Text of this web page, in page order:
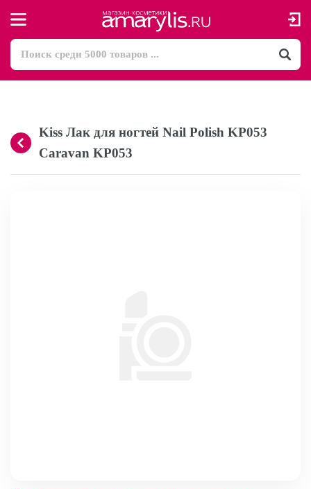
Kiss Лак для ногтей Nail Polish KP053
Caravan KP053